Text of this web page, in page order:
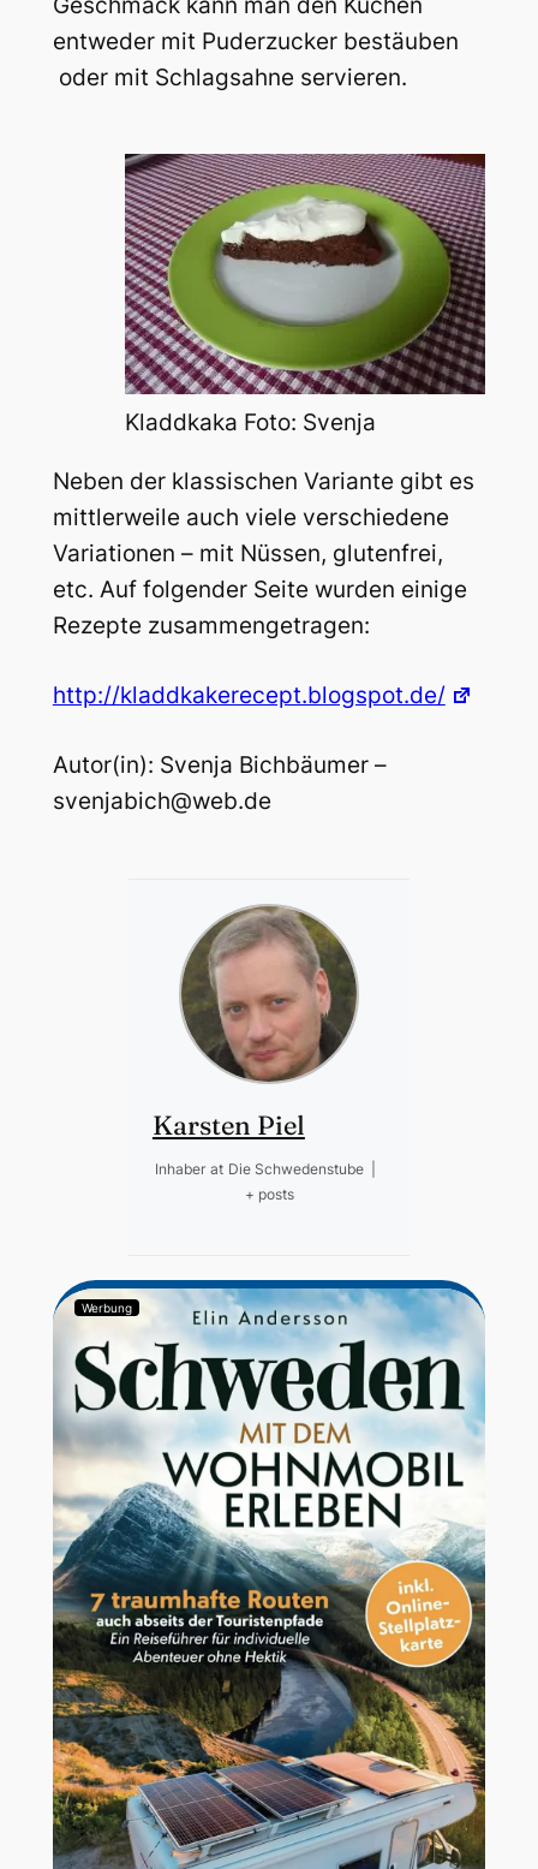
Geschmack kann man den Kuchen
entweder mit Puderzucker bestäuben
oder mit Schlagsahne servieren.
Kladdkaka Foto: Svenja
Neben der klassischen Variante gibt es
mittlerweile auch viele verschiedene
Variationen – mit Nüssen, glutenfrei,
etc. Auf folgender Seite wurden einige
Rezepte zusammengetragen:
http://kladdkakerecept.blogspot.de/
Autor(in): Svenja Bichbäumer –
svenjabich@web.de
Karsten Piel
Inhaber at Die Schwedenstube
+ posts
Werbung